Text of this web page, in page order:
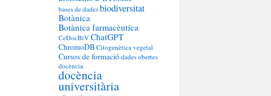
bases de dadesbiodiversitat
Botànica
Botànica farmacèutica
CeDocBiV ChatGPT
ChromoDBCitogenètica vegetal
Cursos de formaciódades obertes
docència
docència
universitària